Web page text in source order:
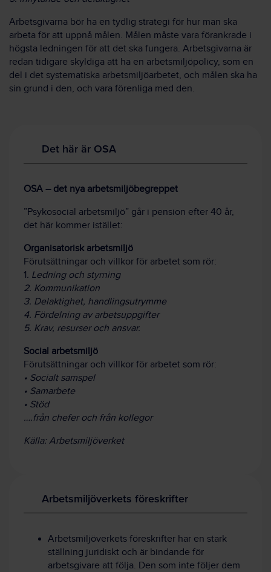
Arbetsgivarna bör ha en tydlig strategi för hur man ska
arbeta för att uppnå målen. Målen måste vara förankrade i
högsta ledningen för att det ska fungera. Arbetsgivarna är
redan tidigare skyldiga att ha en arbetsmiljöpolicy, som en
del i det systematiska arbetsmiljöarbetet, och målen ska ha
sin grund i den, och vara förenliga med den.
Det här är OSA
OSA – det nya arbetsmiljöbegreppet
”Psykosocial arbetsmiljö” går i pension efter 40 år,
det här kommer istället:
Organisatorisk arbetsmiljö
Förutsättningar och villkor för arbetet som rör:
1. Ledning och styrning
2. Kommunikation
3. Delaktighet, handlingsutrymme
4. Fördelning av arbetsuppgifter
5. Krav, resurser och ansvar.
Social arbetsmiljö
Förutsättningar och villkor för arbetet som rör:
• Socialt samspel
• Samarbete
• Stöd
….från chefer och från kollegor
Källa: Arbetsmiljöverket
Arbetsmiljöverkets föreskrifter
Arbetsmiljöverkets föreskrifter har en stark
ställning juridiskt och är bindande för
arbetsgivare att följa. Den som inte följer dem